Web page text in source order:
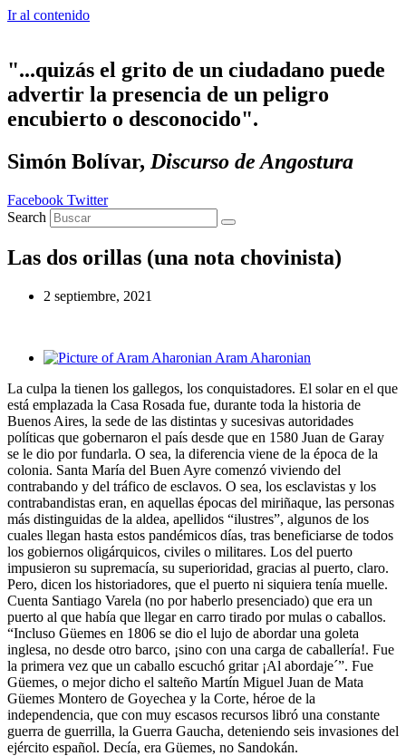
Ir al contenido
"...quizás el grito de un ciudadano puede
advertir la presencia de un peligro
encubierto o desconocido".
Simón Bolívar, Discurso de Angostura
Facebook Twitter
Search
Las dos orillas (una nota chovinista)
2 septiembre, 2021
Aram Aharonian
La culpa la tienen los gallegos, los conquistadores. El solar en el que
está emplazada la Casa Rosada fue, durante toda la historia de
Buenos Aires, la sede de las distintas y sucesivas autoridades
políticas que gobernaron el país desde que en 1580 Juan de Garay
se le dio por fundarla. O sea, la diferencia viene de la época de la
colonia. Santa María del Buen Ayre comenzó viviendo del
contrabando y del tráfico de esclavos. O sea, los esclavistas y los
contrabandistas eran, en aquellas épocas del miriñaque, las personas
más distinguidas de la aldea, apellidos “ilustres”, algunos de los
cuales llegan hasta estos pandémicos días, tras beneficiarse de todos
los gobiernos oligárquicos, civiles o militares. Los del puerto
impusieron su supremacía, su superioridad, gracias al puerto, claro.
Pero, dicen los historiadores, que el puerto ni siquiera tenía muelle.
Cuenta Santiago Varela (no por haberlo presenciado) que era un
puerto al que había que llegar en carro tirado por mulas o caballos.
“Incluso Güemes en 1806 se dio el lujo de abordar una goleta
inglesa, no desde otro barco, ¡sino con una carga de caballería!. Fue
la primera vez que un caballo escuchó gritar ¡Al abordaje´”. Fue
Güemes, o mejor dicho el salteño Martín Miguel Juan de Mata
Güemes Montero de Goyechea y la Corte, héroe de la
independencia, que con muy escasos recursos libró una constante
guerra de guerrilla, la Guerra Gaucha, deteniendo seis invasiones del
ejército español. Decía, era Güemes, no Sandokán.